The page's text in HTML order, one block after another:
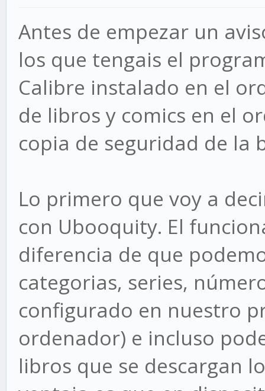
Antes de empezar un
los que tengais el
Calibre instalado en el
de libros y comics en el
copia de seguridad de la
Lo primero que voy a
con Ubooquity. El
diferencia de que
categorias, series,
configurado en nuestro
ordenador) e incluso
libros que se descargan